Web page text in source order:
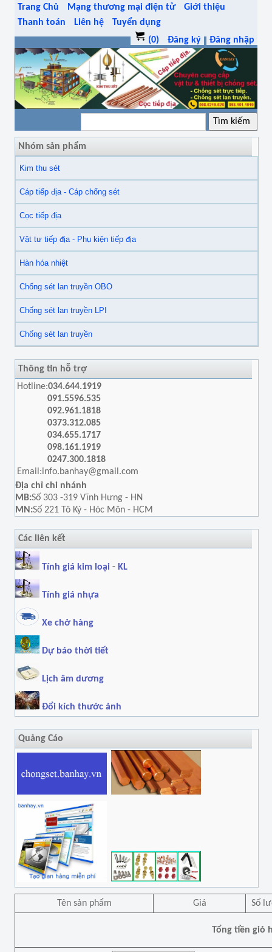
Trang Chủ Mạng thương mại điện tử
Giới thiệu
Thanh toán
Liên hệ
Tuyển dụng
(0)
Đăng ký Đăng nhập
Nhóm sản phẩm
Kim thu sét
Cáp tiếp địa - Cáp chống sét
Cọc tiếp địa
Vật tư tiếp địa - Phụ kiện tiếp địa
Hàn hóa nhiệt
Chống sét lan truyền OBO
Chống sét lan truyền LPI
Chống sét lan truyền
Thông tin hỗ trợ
Hotline:034.644.1919
091.5596.535
092.961.1818
0373.312.085
034.655.1717
098.161.1919
0247.300.1818
Email:info.banhay@gmail.com
Địa chỉ chi nhánh
MB:Số 303 -319 Vĩnh Hưng - HN
MN:Số 221 Tô Ký - Hóc Môn - HCM
Các liên kết
Tính giá kim loại - KL
Tính giá nhựa
Xe chở hàng
Dự báo thời tiết
Lịch âm dương
Đổi kích thước ảnh
Quảng Cáo
Tên sản phẩm Giá Số
Tổng tiền giỏ